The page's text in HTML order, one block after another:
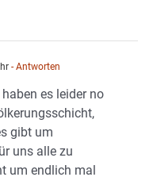
- Antworten
es leider no
gibt um
uns alle zu
um endlich mal